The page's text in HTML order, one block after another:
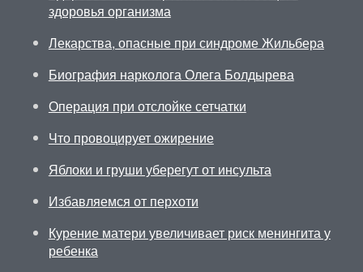
здоровья организма
Лекарства, опасные при синдроме Жильбера
Биография нарколога Олега Болдырева
Операция при отслойке сетчатки
Что провоцирует ожирение
Яблоки и груши уберегут от инсульта
Избавляемся от перхоти
Курение матери увеличивает риск менингита у
ребенка